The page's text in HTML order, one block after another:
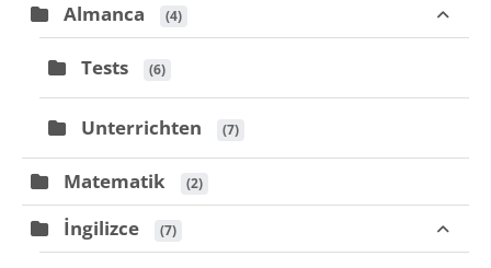
Almanca (4)
Tests (6)
Unterrichten (7)
Matematik (2)
İngilizce (7)